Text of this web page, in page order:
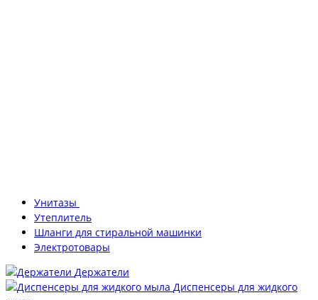
Унитазы
Утеплитель
Шланги для стиральной машинки
Электротовары
Держатели
Диспенсеры для жидкого